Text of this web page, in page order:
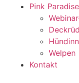
Pink
Welpen
Kontakt